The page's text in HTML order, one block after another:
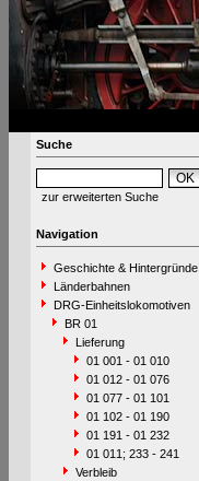
Suche
zur erweiterten Suche
Navigation
Geschichte & Hintergründe
Länderbahnen
DRG-Einheitslokomotiven
BR 01
Lieferung
01 001 - 01 010
01 012 - 01 076
01 077 - 01 101
01 102 - 01 190
01 191 - 01 232
01 011; 233 - 241
Verbleib